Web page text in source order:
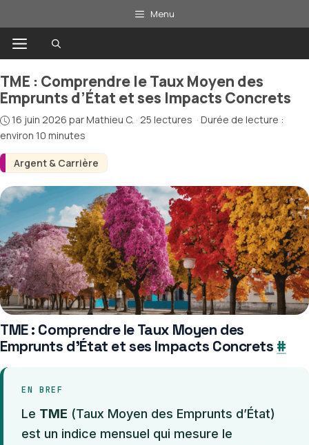
au
contenu
Menu
Menu
Argent & Carrière
TME : Comprendre le Taux Moyen des
Emprunts d’État et ses Impacts Concrets
16 juin 2026 parMathieu C. · 25 lectures · Durée de lecture :
environ 10 minutes
TME : Comprendre le Taux Moyen des
Emprunts d’État et ses Impacts Concrets #
EN BREF
Le TME (Taux Moyen des Emprunts d’État)
est un indice mensuel qui mesure le